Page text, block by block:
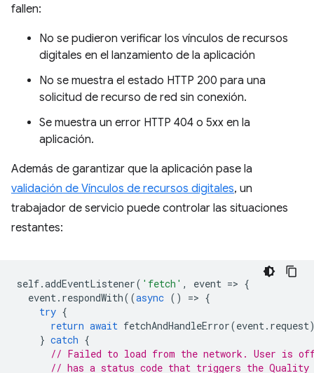
fallen:
No se pudieron verificar los vínculos de recursos
digitales en el lanzamiento de la aplicación
No se muestra el estado HTTP 200 para una
solicitud de recurso de red sin conexión.
Se muestra un error HTTP 404 o 5xx en la
aplicación.
Además de garantizar que la aplicación pase la
validación de Vínculos de recursos digitales, un
trabajador de servicio puede controlar las situaciones
restantes:
self.addEventListener( 'fetch' , event => {
event. respondWith((async () => {
try {
return await fetchAndHandleError(event. request
} catch {
// Failed to load from the network. User is
// has a status code that triggers the